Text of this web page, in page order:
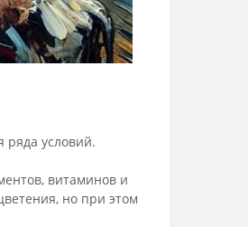
условий.
витаминов и
но при этом